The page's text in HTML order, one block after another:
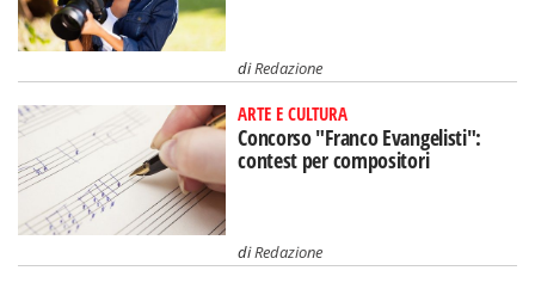
diRedazione
ARTE E CULTURA
Concorso "Franco Evangelisti":
contest per compositori
diRedazione